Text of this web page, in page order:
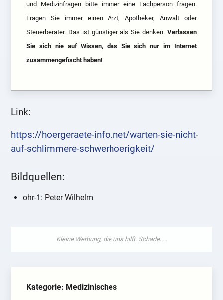
und Medizinfragen bitte immer eine Fachperson fragen.
Fragen Sie immer einen Arzt, Apotheker, Anwalt oder
Steuerberater. Das ist günstiger als Sie denken. Verlassen
Sie sich nie auf Wissen, das Sie sich nur im Internet
zusammengefischt haben!
Link:
https://hoergeraete-info.net/warten-sie-nicht-
auf-schlimmere-schwerhoerigkeit/
Bildquellen:
ohr-1: Peter Wilhelm
Kategorie: Medizinisches